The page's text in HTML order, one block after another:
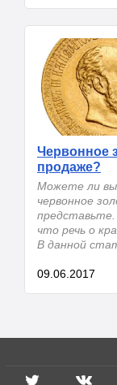
Червонное
продаже?
Можете ли
червонное
что речь о
В данной
09.06.2017